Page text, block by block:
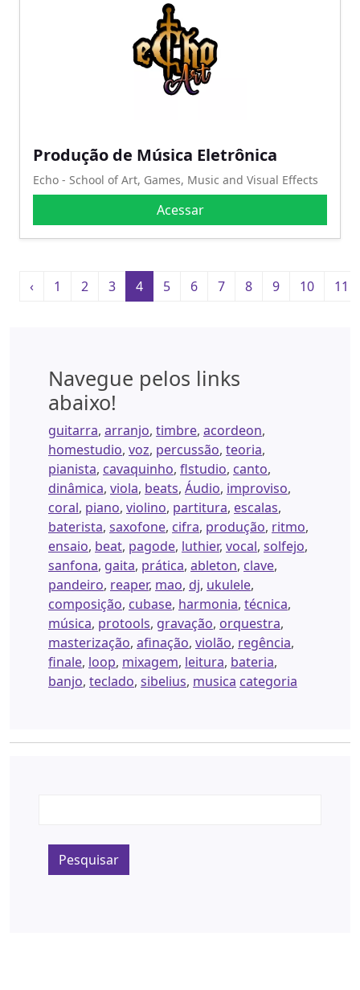
Produção de Música Eletrônica
Echo - School of Art, Games, Music and Visual Effects
Acessar
‹ 1 2 3 4 5 6 7 8 9 10 11
Navegue pelos links
abaixo!
guitarra, arranjo, timbre, acordeon,
homestudio, voz, percussão, teoria,
pianista, cavaquinho, flstudio, canto,
dinâmica, viola, beats, Áudio, improviso,
coral, piano, violino, partitura, escalas,
baterista, saxofone, cifra, produção, ritmo,
ensaio, beat, pagode, luthier, vocal, solfejo,
sanfona, gaita, prática, ableton, clave,
pandeiro, reaper, mao, dj, ukulele,
composição, cubase, harmonia, técnica,
música, protools, gravação, orquestra,
masterização, afinação, violão, regência,
finale, loop, mixagem, leitura, bateria,
banjo, teclado, sibelius, musica categoria
Pesquisar